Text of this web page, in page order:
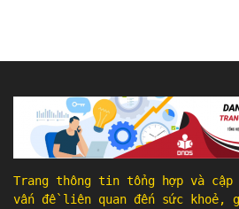
Trang thông tin tổng hợp và
vấn đề liên quan đến sức